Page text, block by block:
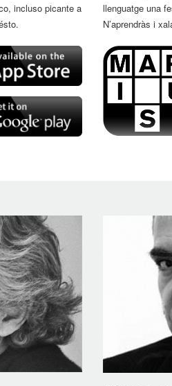
incluso picante a
llenguatge una
N’aprendràs i